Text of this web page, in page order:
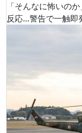
「そんなに怖いの
反応…警告で一触即